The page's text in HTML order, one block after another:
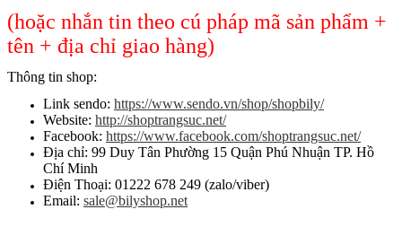
(hoặc nhắn tin theo cú pháp mã sản phẩm +
tên + địa chỉ giao hàng)
Thông tin shop:
Link sendo: https://www.sendo.vn/shop/shopbily/
Website: http://shoptrangsuc.net/
Facebook: https://www.facebook.com/shoptrangsuc.net/
Địa chỉ: 99 Duy Tân Phường 15 Quận Phú Nhuận TP. Hồ
Chí Minh
Điện Thoại: 01222 678 249 (zalo/viber)
Email: sale@bilyshop.net